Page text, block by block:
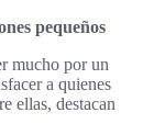
pequeños
mucho por un
a quienes
ellas, destacan